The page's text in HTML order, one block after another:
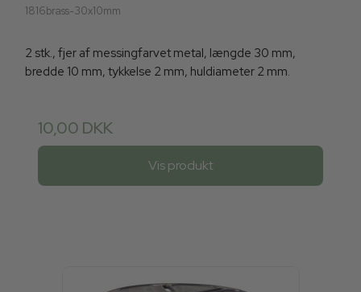
1816brass-30x10mm
2 stk., fjer af messingfarvet metal, længde 30 mm,
bredde 10 mm, tykkelse 2 mm, huldiameter 2 mm.
10,00 DKK
Vis produkt